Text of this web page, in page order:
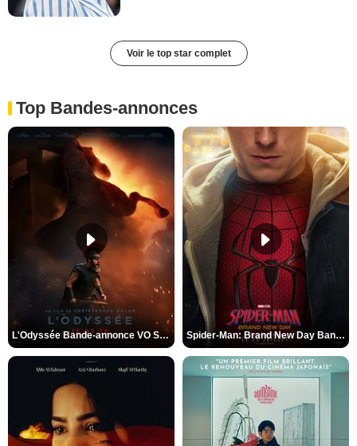
Voir le top star complet
Top Bandes-annonces
L'Odyssée Bande-annonce VO STFR Spider-Man: Brand New Day Bande-annonce VO STFR